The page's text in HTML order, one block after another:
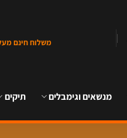
משלוח חינם מעל 1000 ש"ח במרכז
מנשאים וגימבלים תיקים